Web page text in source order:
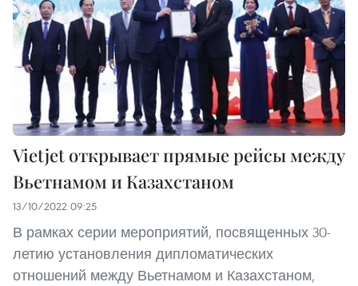
Vietjet открывает прямые рейсы между
Вьетнамом и Казахстаном
13/10/2022 09:25
В рамках серии мероприятий, посвященных 30-
летию установления дипломатических
отношений между Вьетнамом и Казахстаном,